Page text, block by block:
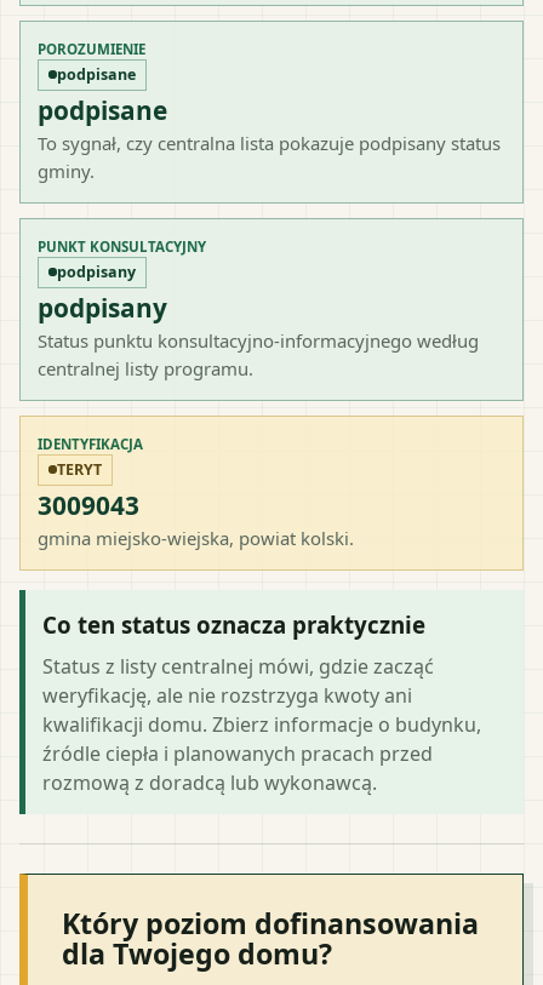
POROZUMIENIE
podpisane
podpisane
To sygnał, czy centralna lista pokazuje podpisany status
gminy.
PUNKT KONSULTACYJNY
podpisany
podpisany
Status punktu konsultacyjno-informacyjnego według
centralnej listy programu.
IDENTYFIKACJA
TERYT
3009043
gmina miejsko-wiejska, powiat kolski.
Co ten status oznacza praktycznie
Status z listy centralnej mówi, gdzie zacząć
weryfikację, ale nie rozstrzyga kwoty ani
kwalifikacji domu. Zbierz informacje o budynku,
źródle ciepła i planowanych pracach przed
rozmową z doradcą lub wykonawcą.
Który poziom dofinansowania
dla Twojego domu?